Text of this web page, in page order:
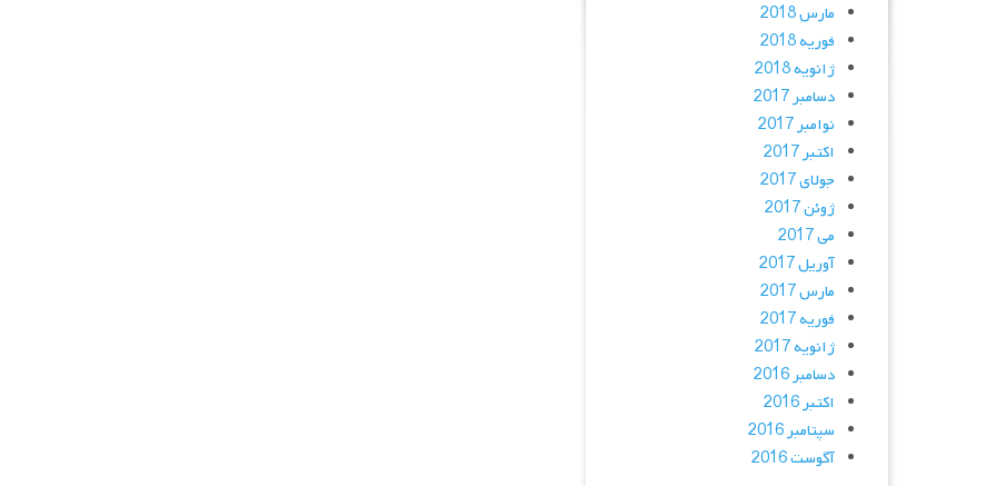
مارس 2018
فوریه 2018
ژانویه 2018
دسامبر 2017
نوامبر 2017
اکتبر 2017
جولای 2017
ژوئن 2017
می 2017
آوریل 2017
مارس 2017
فوریه 2017
ژانویه 2017
دسامبر 2016
اکتبر 2016
سپتامبر 2016
آگوست 2016